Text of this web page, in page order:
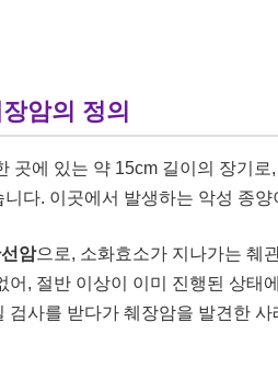
암의 정의
곳에 있는 약 15cm 길이의 장기
다. 이곳에서 발생하는 악성 종양
암으로, 소화효소가 지나가는 췌
어, 절반 이상이 이미 진행된 상태
검사를 받다가 췌장암을 발견한